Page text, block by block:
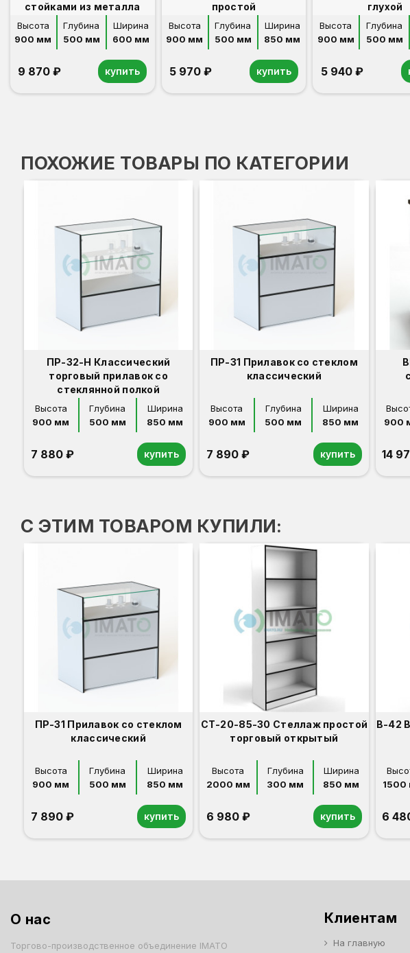
стойками из металла
Высота
900 мм
Глубина
500 мм
Ширина
600 мм
9 870 ₽ купить
простой
Высота
900 мм
Глубина
500 мм
Ширина
850 мм
5 970 ₽ купить
глухой
Высота
900 мм
Глубина
500 мм
5 940 ₽
ПОХОЖИЕ ТОВАРЫ ПО КАТЕГОРИИ
ПР-32-Н Классический
торговый прилавок со
стеклянной полкой
Высота
900 мм
Глубина
500 мм
Ширина
850 мм
7 880 ₽ купить
ПР-31 Прилавок со стеклом
классический
Высота
900 мм
Глубина
500 мм
Ширина
850 мм
7 890 ₽ купить
900
14
С ЭТИМ ТОВАРОМ КУПИЛИ:
ПР-31 Прилавок со стеклом
классический
Высота
900 мм
Глубина
500 мм
Ширина
850 мм
7 890 ₽ купить
СТ-20-85-30 Стеллаж простой
торговый открытый
Высота
2000 мм
Глубина
300 мм
Ширина
850 мм
6 980 ₽ купить
В-42
1500
6
О нас
Торгово-производственное объединение IMATO
Клиентам
На главную